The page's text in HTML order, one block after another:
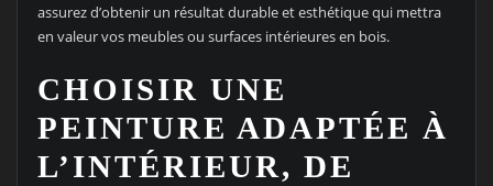
assurez d’obtenir un résultat durable et esthétique qui mettra
en valeur vos meubles ou surfaces intérieures en bois.
CHOISIR UNE
PEINTURE ADAPTÉE À
L’INTÉRIEUR, DE